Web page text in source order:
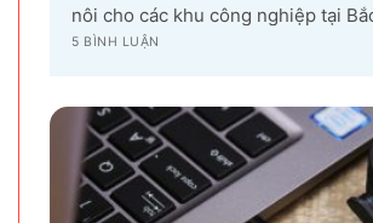
nôi cho các khu công nghiệp tại
Với sự góp mặt của tập đoàn
nông nay trở thành...
5 BÌNH LUẬN